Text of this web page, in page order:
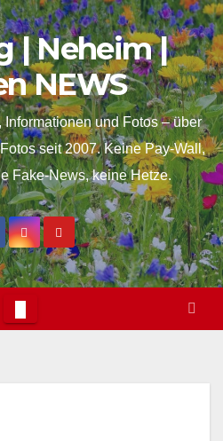
| Neheim |
NEWS
und Fotos – über
seit 2007. Keine Pay-Wall,
Fake-News, keine Hetze.